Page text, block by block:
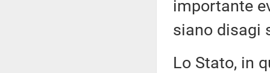
importante
siano disagi
Lo Stato, in